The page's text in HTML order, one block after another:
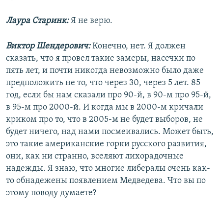
Лаура Старинк:Я не верю.
Виктор Шендерович:Конечно, нет. Я должен
сказать, что я провел такие замеры, насечки по
пять лет, и почти никогда невозможно было даже
предположить не то, что через 30, через 5 лет. 85
год, если бы нам сказали про 90-й, в 90-м про 95-й,
в 95-м про 2000-й. И когда мы в 2000-м кричали
криком про то, что в 2005-м не будет выборов, не
будет ничего, над нами посмеивались. Может быть,
это такие американские горки русского развития,
они, как ни странно, вселяют лихорадочные
надежды. Я знаю, что многие либералы очень как-
то обнадежены появлением Медведева. Что вы по
этому поводу думаете?